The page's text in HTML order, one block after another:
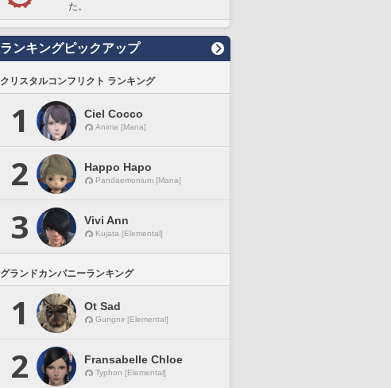
た。
ランキングピックアップ
クリスタルコンフリクト ランキング
1 Ciel Cocco
Anima [Mana]
2 Happo Hapo
Pandaemonium [Mana]
3 Vivi Ann
Kujata [Elemental]
グランドカンパニーランキング
1 Ot Sad
Gungnir [Elemental]
2 Fransabelle Chloe
Typhon [Elemental]